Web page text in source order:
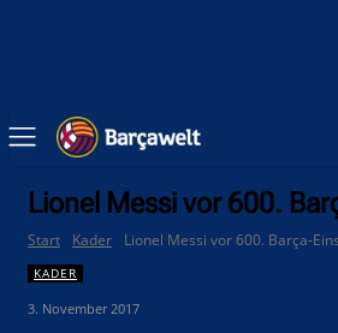
Lionel Messi vor 600.
Start Kader Lionel Messi vor 600. Barça-
KADER
3. November 2017